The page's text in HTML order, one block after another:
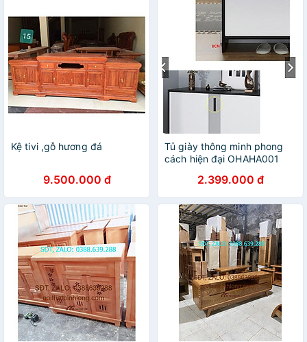
Kệ tivi ,gỗ hương đá
9.500.000 đ
Tủ giày thông minh phong
cách hiện đại OHAHA001
2.399.000 đ